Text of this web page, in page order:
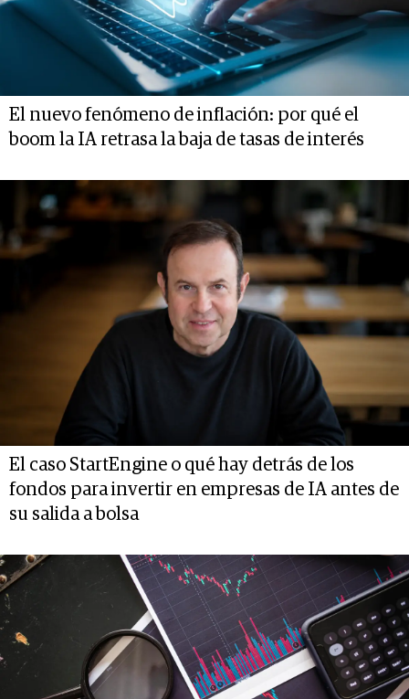
El nuevo fenómeno de inflación: por qué el
boom la IA retrasa la baja de tasas de interés
El caso StartEngine o qué hay detrás de los
fondos para invertir en empresas de IA antes de
su salida a bolsa